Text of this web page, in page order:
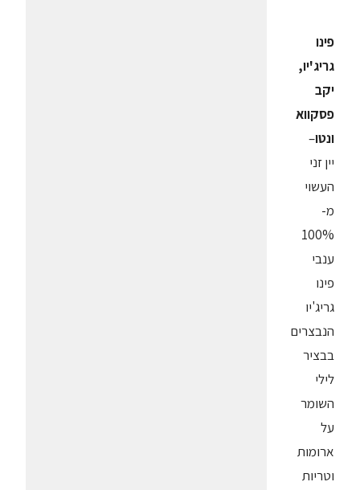
פינו
גריג'יו,
יקב
פסקווא
ונטו–
יין זני
העשוי
מ-
100%
ענבי
פינו
גריג'יו
הנבצרים
בבציר
לילי
השומר
על
ארומות
וטריות